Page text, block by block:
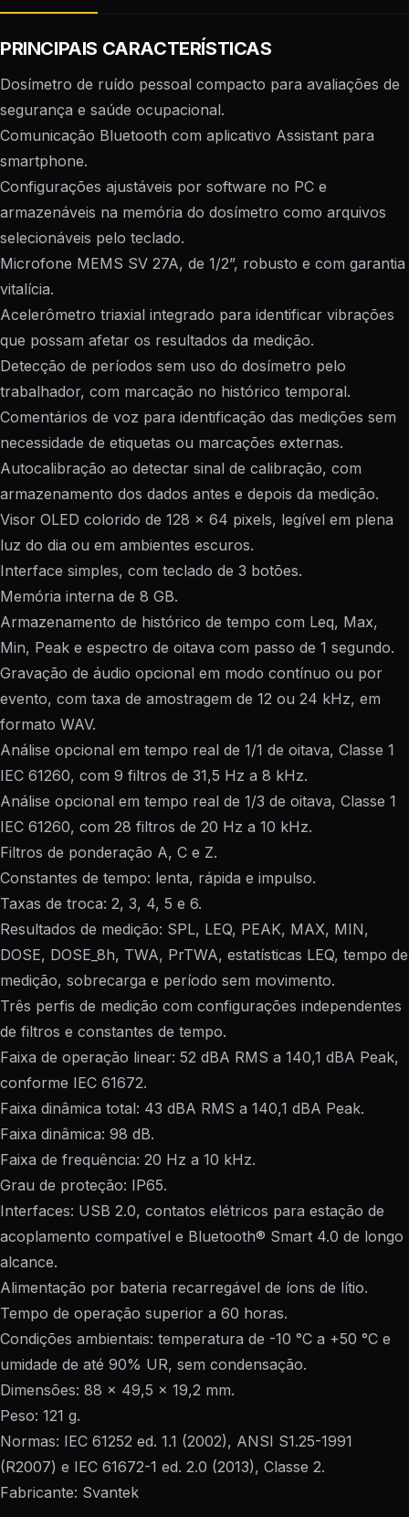
PRINCIPAIS CARACTERÍSTICAS
Dosímetro de ruído pessoal compacto para avaliações de
segurança e saúde ocupacional.
Comunicação Bluetooth com aplicativo Assistant para
smartphone.
Configurações ajustáveis por software no PC e
armazenáveis na memória do dosímetro como arquivos
selecionáveis pelo teclado.
Microfone MEMS SV 27A, de 1/2”, robusto e com garantia
vitalícia.
Acelerômetro triaxial integrado para identificar vibrações
que possam afetar os resultados da medição.
Detecção de períodos sem uso do dosímetro pelo
trabalhador, com marcação no histórico temporal.
Comentários de voz para identificação das medições sem
necessidade de etiquetas ou marcações externas.
Autocalibração ao detectar sinal de calibração, com
armazenamento dos dados antes e depois da medição.
Visor OLED colorido de 128 x 64 pixels, legível em plena
luz do dia ou em ambientes escuros.
Interface simples, com teclado de 3 botões.
Memória interna de 8 GB.
Armazenamento de histórico de tempo com Leq, Max,
Min, Peak e espectro de oitava com passo de 1 segundo.
Gravação de áudio opcional em modo contínuo ou por
evento, com taxa de amostragem de 12 ou 24 kHz, em
formato WAV.
Análise opcional em tempo real de 1/1 de oitava, Classe 1
IEC 61260, com 9 filtros de 31,5 Hz a 8 kHz.
Análise opcional em tempo real de 1/3 de oitava, Classe 1
IEC 61260, com 28 filtros de 20 Hz a 10 kHz.
Filtros de ponderação A, C e Z.
Constantes de tempo: lenta, rápida e impulso.
Taxas de troca: 2, 3, 4, 5 e 6.
Resultados de medição: SPL, LEQ, PEAK, MAX, MIN,
DOSE, DOSE_8h, TWA, PrTWA, estatísticas LEQ, tempo de
medição, sobrecarga e período sem movimento.
Três perfis de medição com configurações independentes
de filtros e constantes de tempo.
Faixa de operação linear: 52 dBA RMS a 140,1 dBA Peak,
conforme IEC 61672.
Faixa dinâmica total: 43 dBA RMS a 140,1 dBA Peak.
Faixa dinâmica: 98 dB.
Faixa de frequência: 20 Hz a 10 kHz.
Grau de proteção: IP65.
Interfaces: USB 2.0, contatos elétricos para estação de
acoplamento compatível e Bluetooth® Smart 4.0 de longo
alcance.
Alimentação por bateria recarregável de íons de lítio.
Tempo de operação superior a 60 horas.
Condições ambientais: temperatura de -10 °C a +50 °C e
umidade de até 90% UR, sem condensação.
Dimensões: 88 x 49,5 x 19,2 mm.
Peso: 121 g.
Normas: IEC 61252 ed. 1.1 (2002), ANSI S1.25-1991
(R2007) e IEC 61672-1 ed. 2.0 (2013), Classe 2.
Fabricante: Svantek